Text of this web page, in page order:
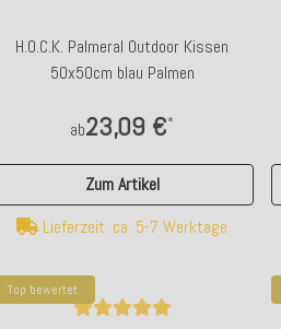
H.O.C.K. Palmeral Outdoor Kissen
50x50cm blau Palmen
ab23,09 €*
Zum Artikel
Lieferzeit: ca. 5-7 Werktage
Top bewertet